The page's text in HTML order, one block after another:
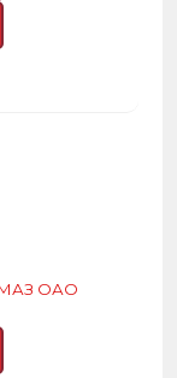
МАЗ ОАО